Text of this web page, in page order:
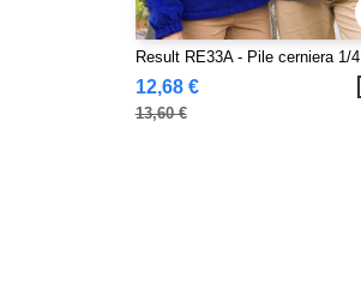
Result RE33A - Pile cerniera 1/4
12,68 €
13,60 €